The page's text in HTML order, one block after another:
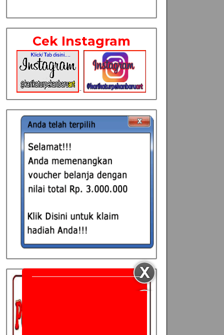
Cek Instagram
-